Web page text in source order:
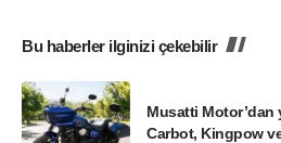
Bu haberler ilginizi çekebilir
Musatti Motor’dan
Carbot, Kingpow